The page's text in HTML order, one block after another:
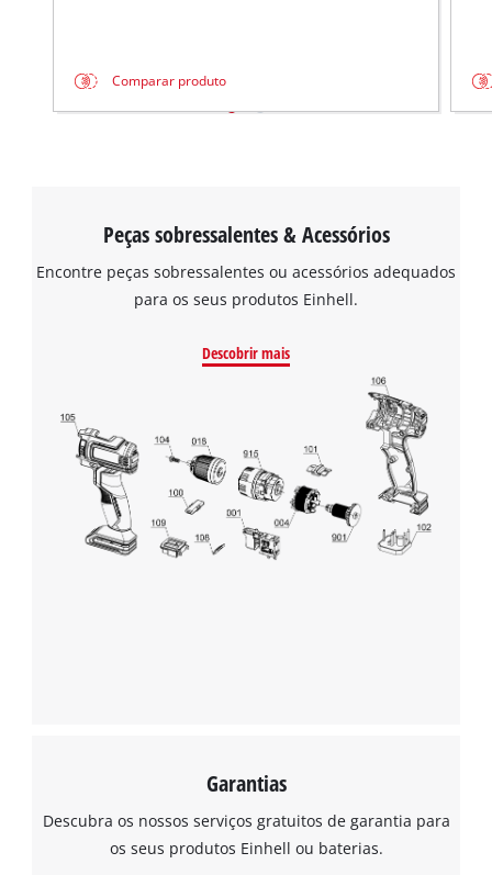
Precisamos do seu consentimento para
carregar o serviço Google Maps!
This content is not permitted to load due
to trackers that are not disclosed to the
visitor. The website owner needs to setup
the site with their CMP to add this content
to the list of technologies used.
Powered byUsercentrics Consent
Comparar produto
Peças sobressalentes & Acessórios
Encontre peças sobressalentes ou acessórios adequados
para os seus produtos Einhell.
Descobrir mais
Garantias
Descubra os nossos serviços gratuitos de garantia para
os seus produtos Einhell ou baterias.